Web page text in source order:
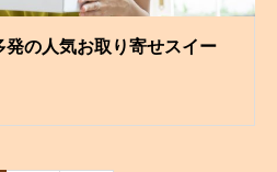
発の人気お取り寄せスイー